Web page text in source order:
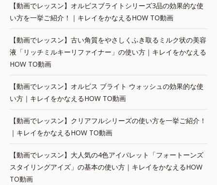
【動画でレッスン】オルビスブライトシリーズ3品の効果的な使
い方を一挙ご紹介！｜キレイをかなえるHOW TO動画
【動画でレッスン】古い角質をやさしくふき取るミルク状の美容
液「リッチミルキーリファイナー」の使い方｜キレイをかなえる
HOW TO動画
【動画でレッスン】オルビス ブライト ウォッシュの効果的な使
い方｜キレイをかなえるHOW TO動画
【動画でレッスン】クリアフルシリーズの使い方を一挙ご紹介！
｜キレイをかなえるHOW TO動画
【動画でレッスン】大人気の4色アイパレット「フォートーンズ
スタイリングアイズ」の基本の使い方｜キレイをかなえるHOW
TO動画